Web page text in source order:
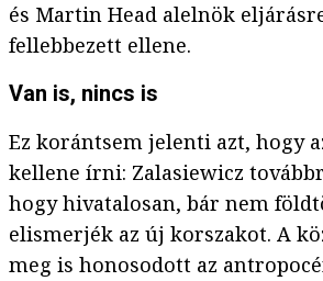
és Martin Head alelnök
fellebbezett ellene.
Van is, nincs is
Ez korántsem jelenti azt, hogy
kellene írni: Zalasiewicz
hogy hivatalosan, bár nem
elismerjék az új korszakot. A
meg is honosodott az